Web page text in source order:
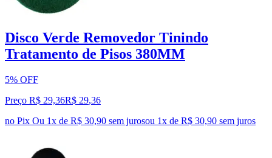
Disco Verde Removedor Tinindo
Tratamento de Pisos 380MM
5% OFF
Preço R$ 29,36R$ 29,36
no Pix Ou 1x de R$ 30,90 sem jurosou 1x de R$ 30,90 sem juros